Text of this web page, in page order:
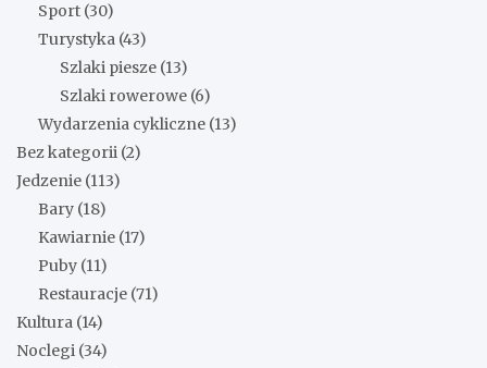
Sport (30)
Turystyka (43)
Szlaki piesze (13)
Szlaki rowerowe (6)
Wydarzenia cykliczne (13)
Bez kategorii (2)
Jedzenie (113)
Bary (18)
Kawiarnie (17)
Puby (11)
Restauracje (71)
Kultura (14)
Noclegi (34)